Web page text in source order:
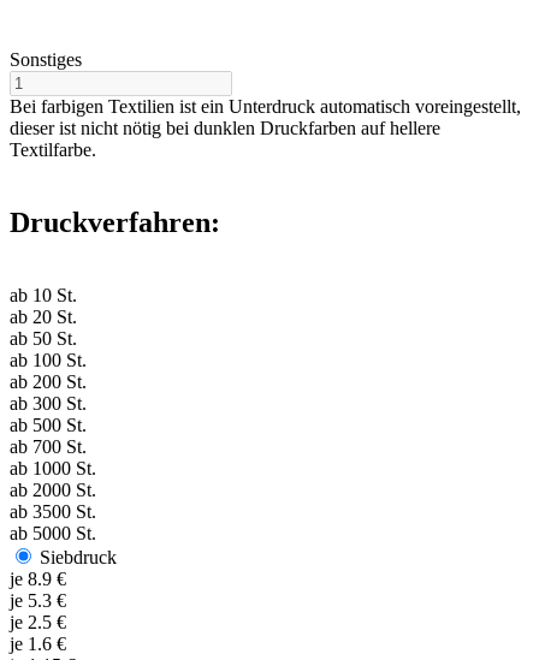
Sonstiges
Bei farbigen Textilien ist ein Unterdruck automatisch voreingestellt,
dieser ist nicht nötig bei dunklen Druckfarben auf hellere
Textilfarbe.
Druckverfahren:
ab 10 St.
ab 20 St.
ab 50 St.
ab 100 St.
ab 200 St.
ab 300 St.
ab 500 St.
ab 700 St.
ab 1000 St.
ab 2000 St.
ab 3500 St.
ab 5000 St.
Siebdruck
je 8.9 €
je 5.3 €
je 2.5 €
je 1.6 €